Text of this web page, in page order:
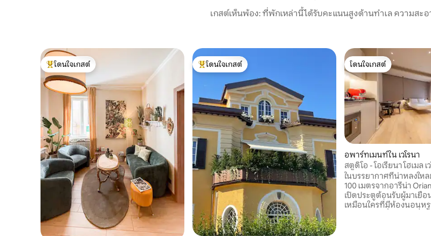
เกสต์เห็นพ้อง: ที่พักเหล่านี้ได้รับคะแนนสูงด้านทำเล ความสะ
โดนใจเกสต์ที่สุด
โดนใจเกสต์
โดนใจเกสต์ที่สุด
โดนใจเกสต์
โดนใจเกสต์
โดนใจเกสต์
อพาร์ทเมนท์ใน เวโรนา
สตูดิโอ - โอเรียนา โฮเมล เ
ในบรรยากาศที่น่าหลงใหล
100 เมตรจากอารีน่า
เปิดประตูต้อนรับผู้มาเยื
เหมือนใครที่มีห้องนอนหรู